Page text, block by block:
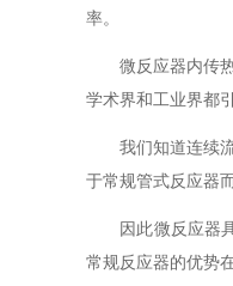
率。
微反应器内传热/
学术界和工业界都
我们知道连续流
于常规管式反应器
因此微反应器具
常规反应器的优势